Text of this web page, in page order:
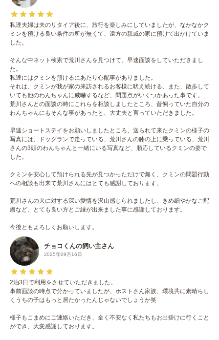
私達夫婦は夫のリタイア後に、旅行を楽しみにしていましたが、なかなかク
ミンを預ける良い条件の所が無くて、遠方の親戚の家に預けて出かけていま
した。
そんな中ネット検索で荒川さんを見つけて、早速面談をしていただきまし
た。
私達にはクミンを預けるにあたり心配事がありました。
それは、クミンが我が家の来訪されるお客様に吠え続ける、また、散歩して
いても他のわんちゃんに威嚇するなど、問題点がいくつかあった事です。
荒川さんとの面談の時にこれらを相談しましたところ、昔飼っていた自分の
わんちゃんにもそんな事があったと、大丈夫と言っていただきました。
早速ショートステイをお願いしましたところ、送られて来たクミンの様子の
写真には、ドッグランで走っている、荒川さんの膝の上に乗っている、荒川
さんの3頭のわんちゃんと一緒にいる写真など、順応しているクミンの姿で
した。
クミンを安心して預けられる先が見つかっただけで無く、クミンの問題行動
への相談も出来て荒川さんにはとても感謝しております。
荒川さんの犬に対する深い愛情を沢山感じられましたし、きめ細やかなご配
慮など、とても良い方とご縁が出来ました事に感謝しております。
今後ともよろしくお願いします。
チョコくんの飼い主さん
2025年09月16日
2泊3日で利用をさせていただきました。
事前面談の時点で分かっていましたが、ホストさん家族、環境共に素晴らし
くうちの子はもっと居たかったんじゃないでしょうか笑
様子もこまめにご連絡いただき、全く不安なく私たちもお出掛けに行くこと
ができ、大変感謝しております。